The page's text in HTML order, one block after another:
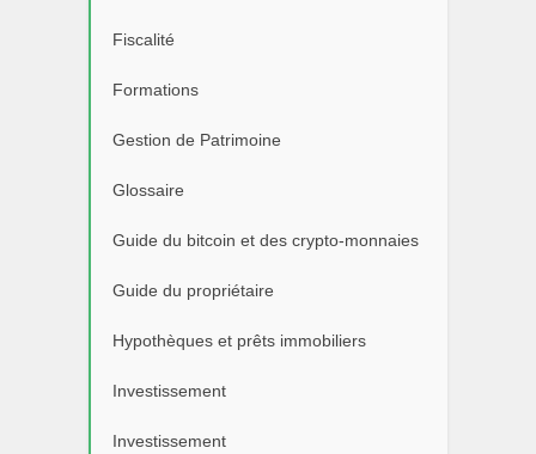
Fiscalité
Formations
Gestion de Patrimoine
Glossaire
Guide du bitcoin et des crypto-monnaies
Guide du propriétaire
Hypothèques et prêts immobiliers
Investissement
Investissement